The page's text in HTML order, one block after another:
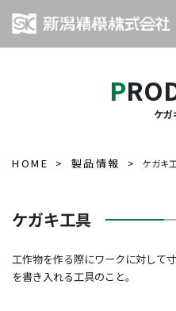
ケガ
HOME 製品情報 ケガキ
ケガキ工具
工作物を作る際にワークに対して
を書き入れる工具のこと。